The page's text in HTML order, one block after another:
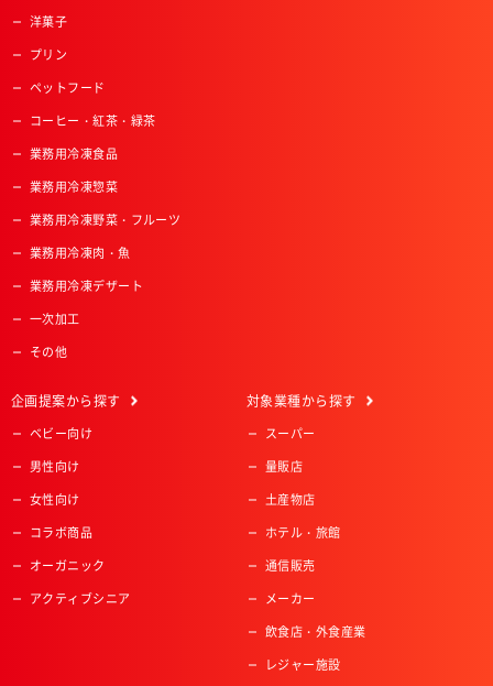
洋菓子
プリン
ペットフード
コーヒー・紅茶・緑茶
業務用冷凍食品
業務用冷凍惣菜
業務用冷凍野菜・フルーツ
業務用冷凍肉・魚
業務用冷凍デザート
一次加工
その他
企画提案から探す
ベビー向け
男性向け
女性向け
コラボ商品
オーガニック
アクティブシニア
対象業種から探す
スーパー
量販店
土産物店
ホテル・旅館
通信販売
メーカー
飲食店・外食産業
レジャー施設